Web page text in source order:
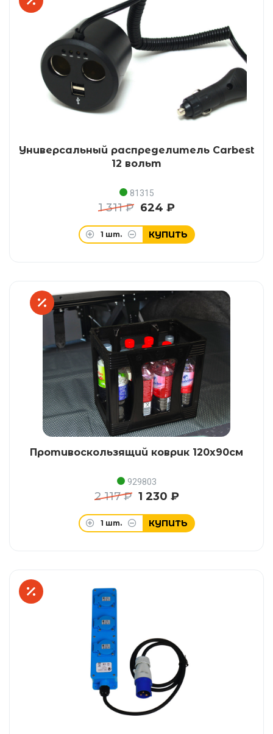
Универсальный распределитель Carbest
12 вольт
81315
1 311 ₽ 624 ₽
1 шт. КУПИТЬ
Противоскользящий коврик 120x90см
929803
2 117 ₽ 1 230 ₽
1 шт. КУПИТЬ